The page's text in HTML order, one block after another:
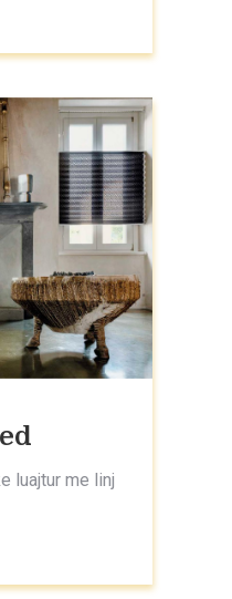
luajtur me linj